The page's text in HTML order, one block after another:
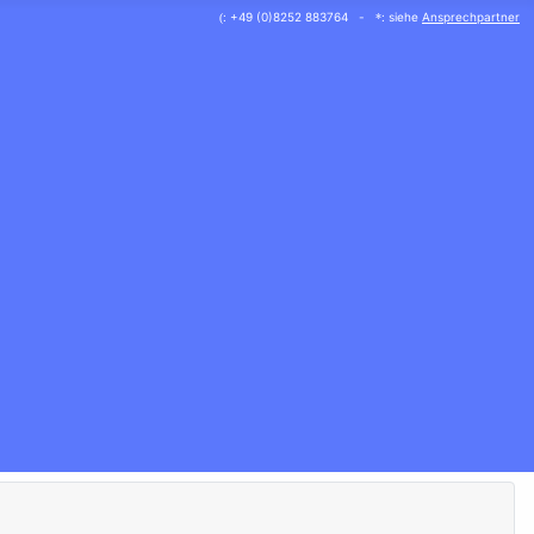
(: +49 (0)8252 883764 - *: siehe Ansprechpartner